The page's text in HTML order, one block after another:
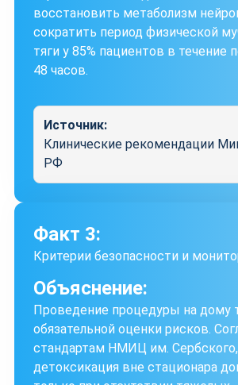
восстановить метаболизм
сократить период физической
тяги у 85% пациентов в течение
48 часов.
Источник:
Клинические рекомендации
РФ
Факт 3:
Критерии безопасности и
Объяснение:
Проведение процедуры на дому
обязательной оценки рисков.
стандартам НМИЦ им. Сербского,
детоксикация вне стационара